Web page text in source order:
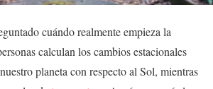
cuándo realmente empieza la
calculan los cambios estacionales
planeta con respecto al Sol, mientras